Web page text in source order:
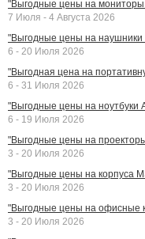
"Выгодные цены на мониторы
7 Июля - 4 Августа 2026
"Выгодные цены на наушники
6 - 20 Июля 2026
"Выгодная цена на
6 - 31 Июля 2026
"Выгодные цены на ноутбуки
6 - 19 Июля 2026
"Выгодные цены на
3 - 20 Июля 2026
"Выгодные цены на корпуса
3 - 20 Июля 2026
"Выгодные цены на офисные
3 - 20 Июля 2026